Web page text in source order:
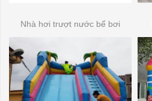
Nhà hơi trượt nước bể bơi